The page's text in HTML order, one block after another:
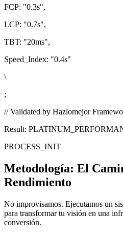
FCP: "0.3s",
LCP: "0.7s",
TBT: "20ms",
Speed_Index: "0.4s"
\
;
// Validated by Hazlomejor
Result:
PROCESS_INIT
Metodología: El
Rendimiento
No improvisamos. Ejecutamos un
para transformar tu visión en una
conversión.